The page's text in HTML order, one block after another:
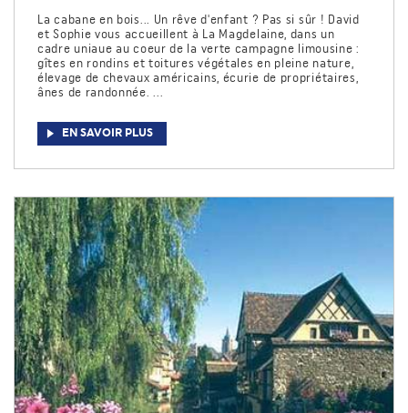
La cabane en bois... Un rêve d'enfant ? Pas si sûr ! David
et Sophie vous accueillent à La Magdelaine, dans un
cadre uniaue au coeur de la verte campagne limousine :
gîtes en rondins et toitures végétales en pleine nature,
élevage de chevaux américains, écurie de propriétaires,
ânes de randonnée. ...
EN SAVOIR PLUS